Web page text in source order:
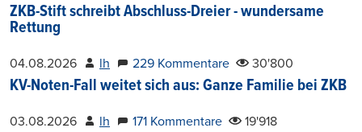
ZKB-Stift schreibt Abschluss-Dreier - wundersame
Rettung
04.08.2026 lh 229 Kommentare 30'800
KV-Noten-Fall weitet sich aus: Ganze Familie bei ZKB
03.08.2026 lh 171 Kommentare 19'918